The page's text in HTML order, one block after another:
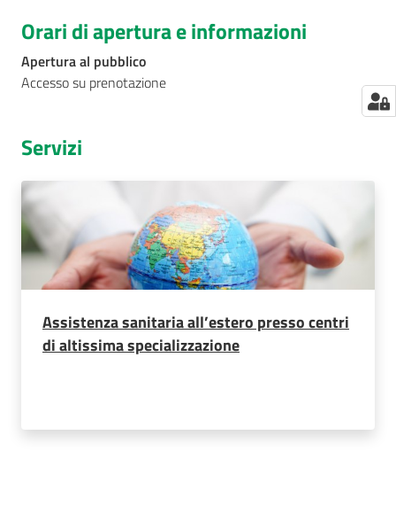
Orari di apertura e informazioni
Apertura al pubblico
Accesso su prenotazione
Servizi
Assistenza sanitaria all’estero presso centri
di altissima specializzazione